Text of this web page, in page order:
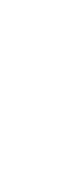
人口」のデータ
歳）別・男女別
能です